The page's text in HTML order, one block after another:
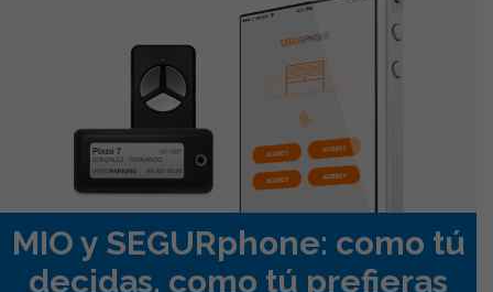
MIO y SEGURphone: como tú
decidas, como tú prefieras